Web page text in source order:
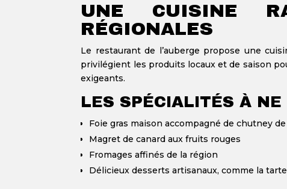
UNE CUISINE
RÉGIONALES
Le restaurant de l’auberge propose une
privilégient les produits locaux et de saison
exigeants.
LES SPÉCIALITÉS À NE
Foie gras maison accompagné de chutney
Magret de canard aux fruits rouges
Fromages affinés de la région
Délicieux desserts artisanaux, comme la